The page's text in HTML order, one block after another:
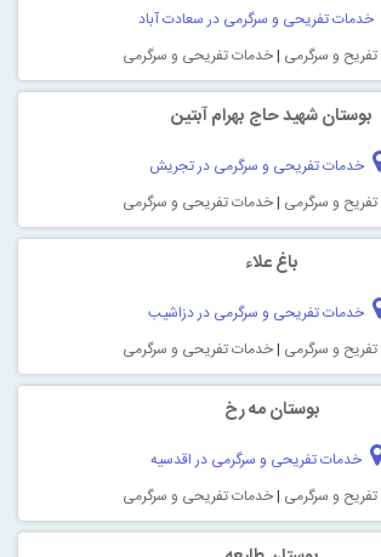
خدمات تفریحی و سرگرمی در سعادت آباد
و سرگرمی |خدمات تفریحی و سرگرمی
بوستان شهید حاج بهرام آبتین
خدمات تفریحی و سرگرمی در تجریش
و سرگرمی |خدمات تفریحی و سرگرمی
باغ علاء
خدمات تفریحی و سرگرمی در دزاشیب
و سرگرمی |خدمات تفریحی و سرگرمی
بوستان مه رخ
خدمات تفریحی و سرگرمی در اقدسیه
و سرگرمی |خدمات تفریحی و سرگرمی